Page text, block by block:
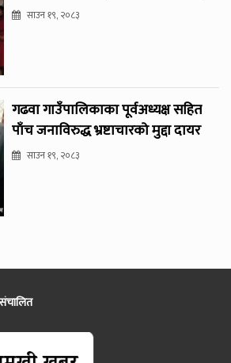
साउन १९, २०८३
गढवा गाउँपालिकाका पूर्वअध्यक्ष सहित
पाँच जनाविरुद्ध भ्रष्टाचारको मुद्दा दायर
साउन १९, २०८३
संचालित